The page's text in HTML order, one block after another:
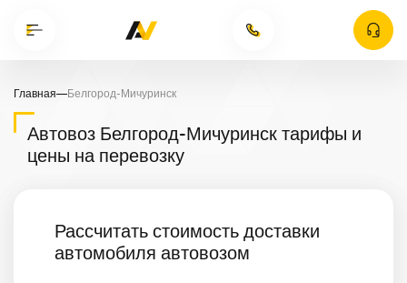
Главная—Белгород-Мичуринск
Автовоз Белгород-Мичуринск тарифы и
цены на перевозку
Рассчитать стоимость доставки
автомобиля автовозом